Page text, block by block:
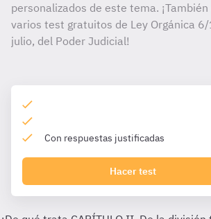
personalizados de este tema.
varios test gratuitos de Ley Orgánica
julio, del Poder Judicial!
Con respuestas justificadas
Hacer test